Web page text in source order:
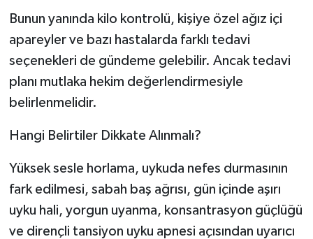
Bunun yanında kilo kontrolü, kişiye özel ağız içi
apareyler ve bazı hastalarda farklı tedavi
seçenekleri de gündeme gelebilir. Ancak tedavi
planı mutlaka hekim değerlendirmesiyle
belirlenmelidir.
Hangi Belirtiler Dikkate Alınmalı?
Yüksek sesle horlama, uykuda nefes durmasının
fark edilmesi, sabah baş ağrısı, gün içinde aşırı
uyku hali, yorgun uyanma, konsantrasyon güçlüğü
ve dirençli tansiyon uyku apnesi açısından uyarıcı